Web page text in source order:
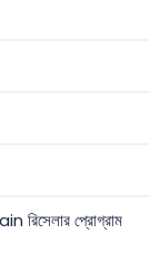
প্রোগ্রাম